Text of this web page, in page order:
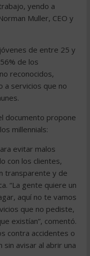
yendo a
Muller, CEO y
de entre 25 y
de los
reconocidos,
a servicios que no
documento propone
millennials:
evitar malos
con los clientes,
transparente y de
“La gente quiere un
aquí no te vamos
que no pediste,
existían”, comentó.
contra accidentes o
sin avisar al abrir una